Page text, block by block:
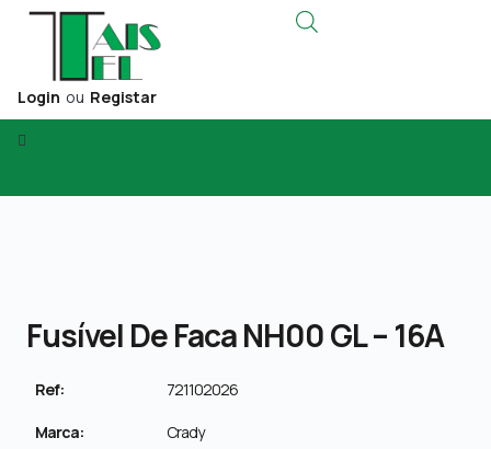
Login ou Registar
Fusível De Faca NH00 GL – 16A
Ref: 721102026
Marca: Crady